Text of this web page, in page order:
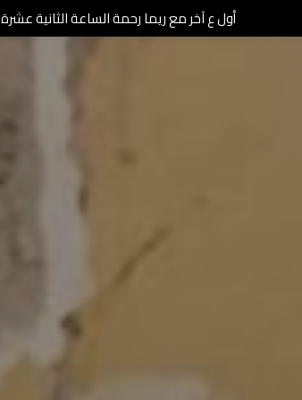
أول ع آخر مع ريما رحمة الساعة الثانية عشرة